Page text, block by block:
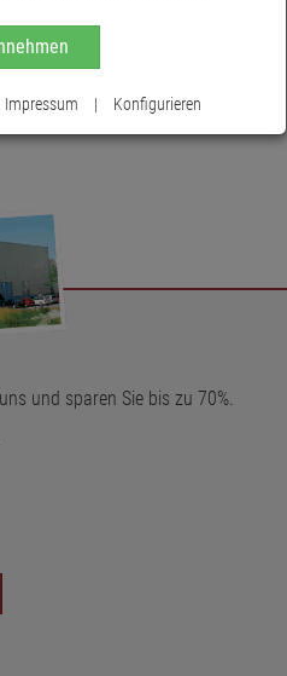
und sparen Sie bis zu 70%.
Impressum | Konfigurieren